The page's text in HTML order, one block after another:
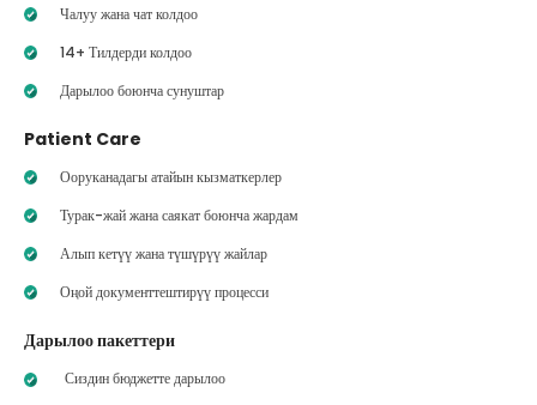
Чалуу жана чат колдоо
14+ Тилдерди колдоо
Дарылоо боюнча сунуштар
Patient Care
Ооруканадагы атайын кызматкерлер
Турак-жай жана саякат боюнча жардам
Алып кетүү жана түшүрүү жайлар
Оңой документтештирүү процесси
Дарылоо пакеттери
Сиздин бюджетте дарылоо